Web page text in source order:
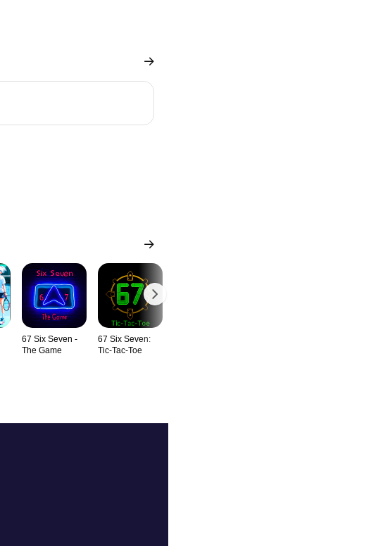
67 Six Seven -
The Game
67 Six Seven:
Tic-Tac-Toe